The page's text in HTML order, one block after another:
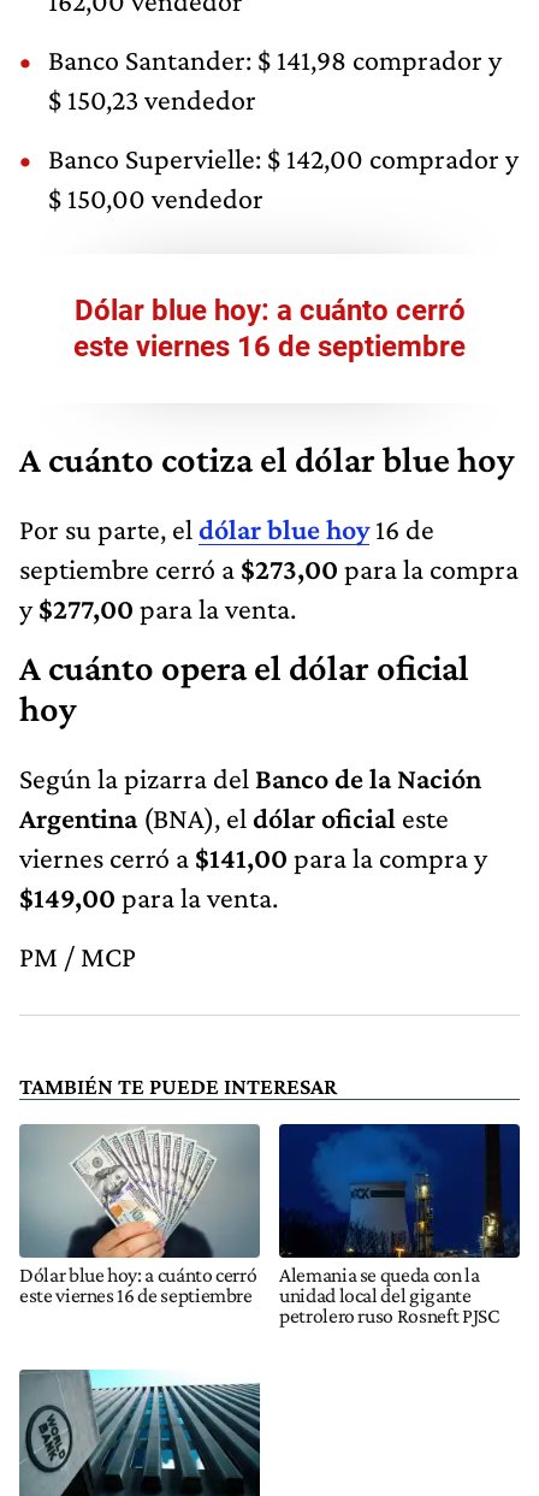
Banco Santander: $ 141,98 comprador y
$ 150,23 vendedor
Banco Supervielle: $ 142,00 comprador y
$ 150,00 vendedor
Dólar blue hoy: a cuánto cerró
este viernes 16 de septiembre
A cuánto cotiza el dólar blue hoy
Por su parte, el dólar blue hoy16 de
septiembre cerró a $273,00 para la compra
y$277,00 para la venta.
A cuánto opera el dólar oficial
hoy
Según la pizarra del Banco de la Nación
Argentina(BNA), el dólar oficial este
viernes cerró a $141,00 para la compra y
$149,00 para la venta.
PM / MCP
TAMBIÉN TE PUEDE INTERESAR
Dólar blue hoy: a cuánto cerró
este viernes 16 de septiembre
Alemania se queda con la
unidad local del gigante
petrolero ruso Rosneft PJSC